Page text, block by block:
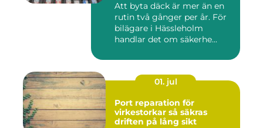
Att byta däck är mer än en
rutin två gånger per år. För
bilägare i Hässleholm
handlar det om säkerhe...
01. jul
Port reparation för
virkestorkar så säkras
driften på lång sikt